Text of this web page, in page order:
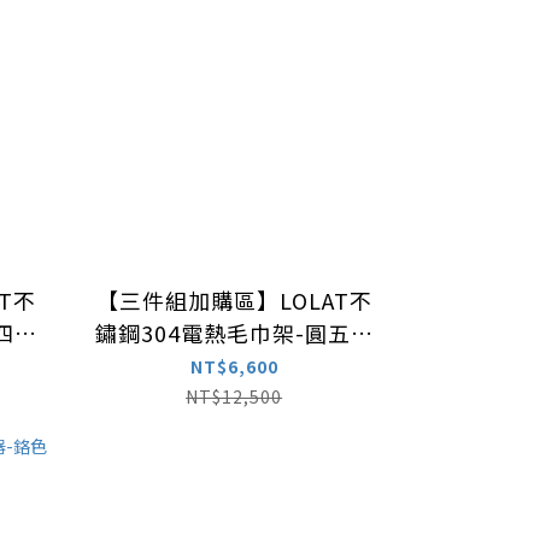
不
桿
【三件組加購區】LOLAT不
鏽鋼304電熱毛巾架-圓五桿
A4132A-ZZH
NT$6,600
NT$12,500